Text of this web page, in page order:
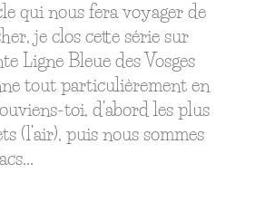
qui nous fera voyager de
je clos cette série sur
Ligne Bleue des Vosges
tout particulièrement en
toi, d’abord les plus
(l’air), puis nous sommes